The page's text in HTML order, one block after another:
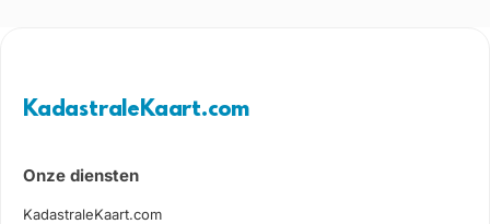
KadastraleKaart.com
Onze diensten
KadastraleKaart.com